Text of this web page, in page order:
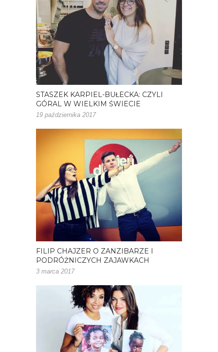
STASZEK KARPIEL-BUŁECKA: CZYLI
GÓRAL W WIELKIM ŚWIECIE
19 października 2017
FILIP CHAJZER O ZANZIBARZE I
PODRÓŻNICZYCH ZAJAWKACH
3 marca 2017